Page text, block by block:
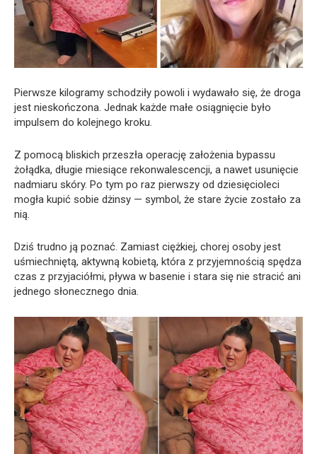
Pierwsze kilogramy schodziły powoli i wydawało się, że droga
jest nieskończona. Jednak każde małe osiągnięcie było
impulsem do kolejnego kroku.
Z pomocą bliskich przeszła operację założenia bypassu
żołądka, długie miesiące rekonwalescencji, a nawet usunięcie
nadmiaru skóry. Po tym po raz pierwszy od dziesięcioleci
mogła kupić sobie dżinsy — symbol, że stare życie zostało za
nią.
Dziś trudno ją poznać. Zamiast ciężkiej, chorej osoby jest
uśmiechniętą, aktywną kobietą, która z przyjemnością spędza
czas z przyjaciółmi, pływa w basenie i stara się nie stracić ani
jednego słonecznego dnia.